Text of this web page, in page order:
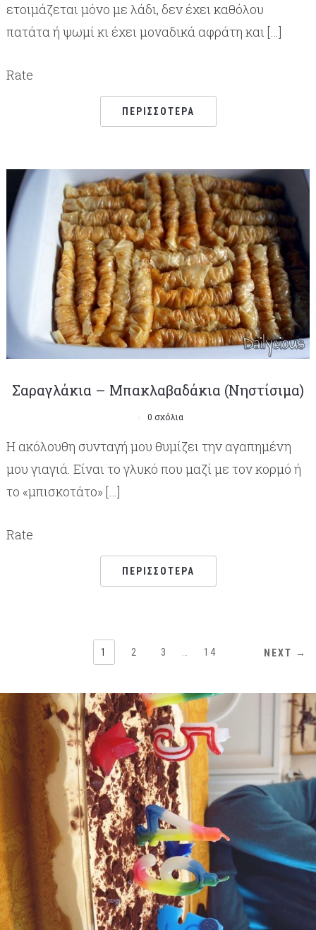
ετοιμάζεται μόνο με λάδι, δεν έχει καθόλου
πατάτα ή ψωμί κι έχει μοναδικά αφράτη και […]
Rate
ΠΕΡΙΣΣΌΤΕΡΑ
Σαραγλάκια – Μπακλαβαδάκια (Νηστίσιμα)
0 σχόλια
Η ακόλουθη συνταγή μου θυμίζει την αγαπημένη
μου γιαγιά. Είναι το γλυκό που μαζί με τον κορμό ή
το «μπισκοτάτο» […]
Rate
ΠΕΡΙΣΣΌΤΕΡΑ
1 2 3 14 NEXT →